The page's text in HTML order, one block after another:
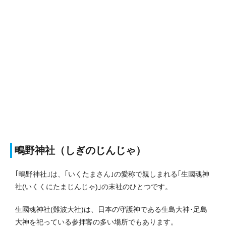
鴫野神社（しぎのじんじゃ）
｢鴫野神社｣は、｢いくたまさん｣の愛称で親しまれる｢生國魂神
社(いくくにたまじんじゃ)｣の末社のひとつです。
生國魂神社(難波大社)は、日本の守護神である生島大神･足島
大神を祀っている参拝客の多い場所でもあります。